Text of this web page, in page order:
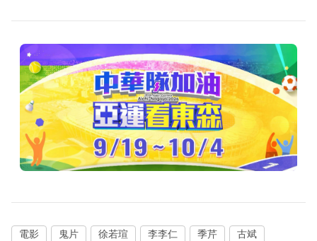
電影 鬼片 徐若瑄 李李仁 季芹 古斌